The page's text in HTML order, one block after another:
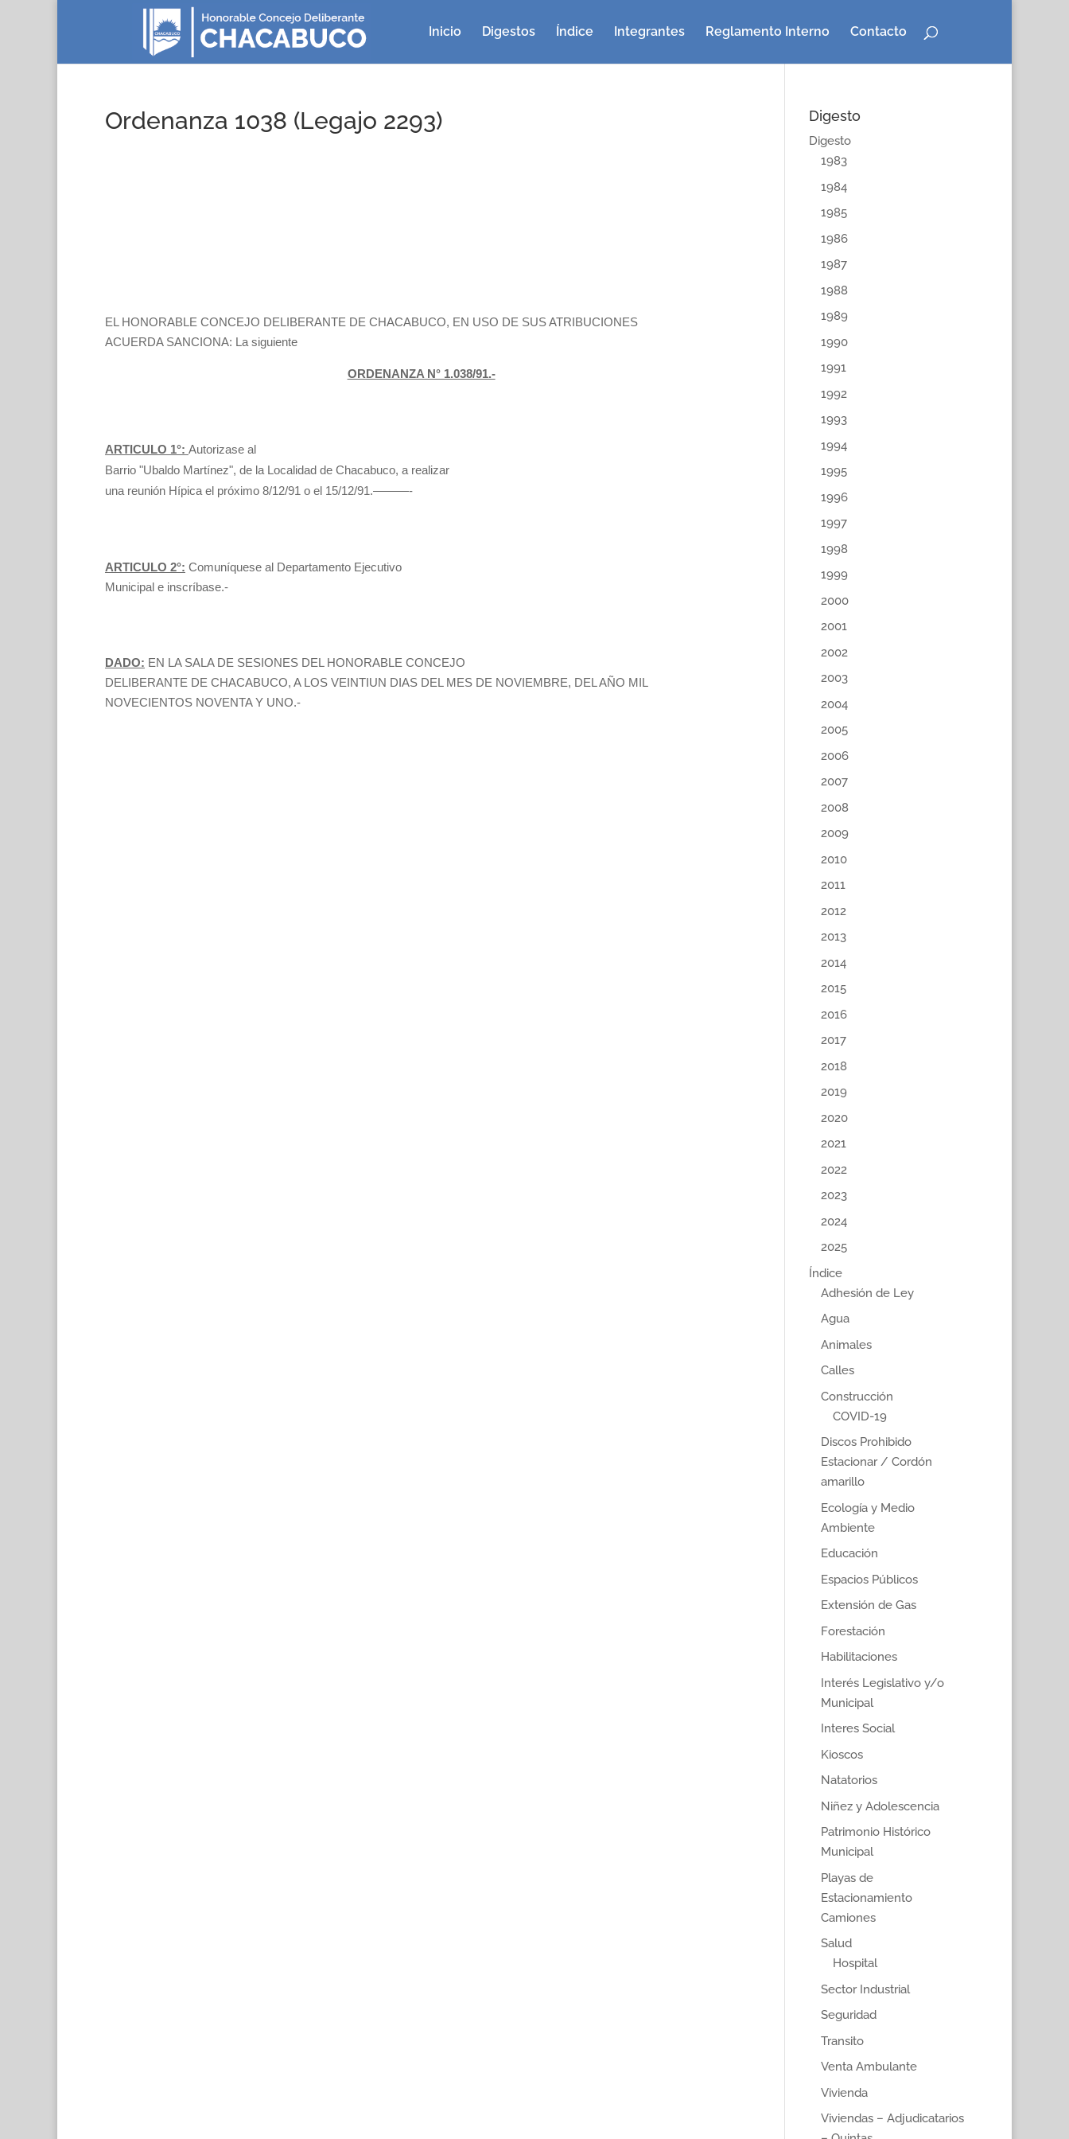
Inicio Digestos Índice Integrantes Reglamento Interno Contacto
Ordenanza 1038 (Legajo 2293)
EL HONORABLE CONCEJO DELIBERANTE DE CHACABUCO, EN USO DE SUS ATRIBUCIONES
ACUERDA SANCIONA: La siguiente
ORDENANZA N° 1.038/91.-
ARTICULO 1°: Autorizase al
Barrio "Ubaldo Martínez", de la Localidad de Chacabuco, a realizar
una reunión Hípica el próximo 8/12/91 o el 15/12/91.———-
ARTICULO 2°: Comuníquese al Departamento Ejecutivo
Municipal e inscríbase.-
DADO: EN LA SALA DE SESIONES DEL HONORABLE CONCEJO
DELIBERANTE DE CHACABUCO, A LOS VEINTIUN DIAS DEL MES DE NOVIEMBRE, DEL AÑO MIL
NOVECIENTOS NOVENTA Y UNO.-
Digesto
Digesto
1983
1984
1985
1986
1987
1988
1989
1990
1991
1992
1993
1994
1995
1996
1997
1998
1999
2000
2001
2002
2003
2004
2005
2006
2007
2008
2009
2010
2011
2012
2013
2014
2015
2016
2017
2018
2019
2020
2021
2022
2023
2024
2025
Índice
Adhesión de Ley
Agua
Animales
Calles
Construcción
COVID-19
Discos Prohibido
Estacionar / Cordón
amarillo
Ecología y Medio
Ambiente
Educación
Espacios Públicos
Extensión de Gas
Forestación
Habilitaciones
Interés Legislativo y/o
Municipal
Interes Social
Kioscos
Natatorios
Niñez y Adolescencia
Patrimonio Histórico
Municipal
Playas de
Estacionamiento
Camiones
Salud
Hospital
Sector Industrial
Seguridad
Transito
Venta Ambulante
Vivienda
Viviendas – Adjudicatarios